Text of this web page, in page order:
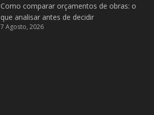
Como comparar orçamentos de obras: o
que analisar antes de decidir
7 Agosto, 2026